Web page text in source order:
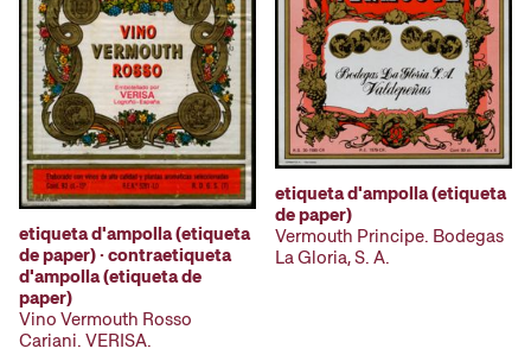
etiqueta d'ampolla (etiqueta
de paper) · contraetiqueta
d'ampolla (etiqueta de
paper)
Vino Vermouth Rosso
Cariani. VERISA.
etiqueta d'ampolla (etiqueta
de paper)
Vermouth Principe. Bodegas
La Gloria, S. A.